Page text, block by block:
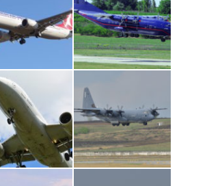
Boeing 737 MAX 8, TC-LCC An12, UR-CGV